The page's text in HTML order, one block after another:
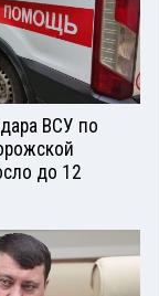
ВСУ по
до 12